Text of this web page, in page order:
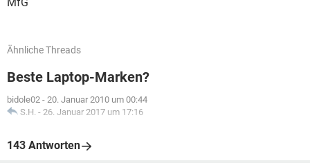
Ähnliche Threads
Beste Laptop-Marken?
bidole02 - 20. Januar 2010 um 00:44
S.H. - 26. Januar 2017 um 17:16
143 Antworten